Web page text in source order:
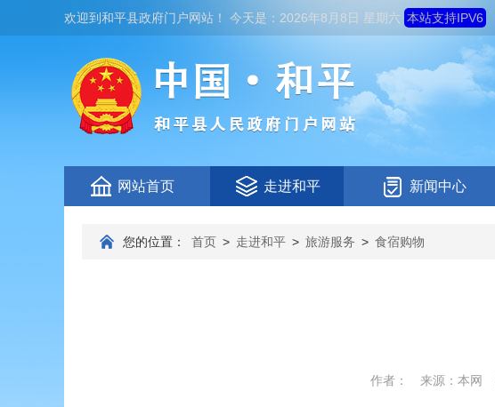
欢迎到和平县政府门户网站 ！ 今天是： 2026年8月8日 星期六 本站支持IPV6
网站首页 走进和平 新闻中心
您的位置： 首页 > 走进和平 > 旅游服务 > 食宿购物
作者： 来源：本网